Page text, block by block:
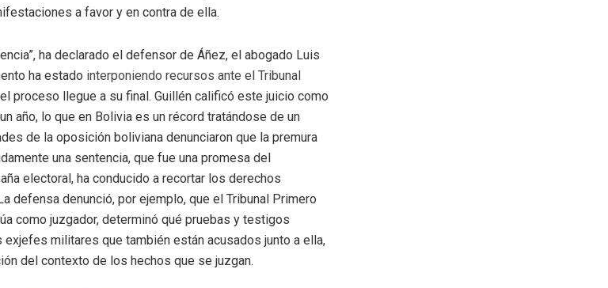
a favor y en contra de ella.
ha declarado el defensor de Áñez, el abogado Luis
ha estado interponiendo recursos ante el Tribunal
proceso llegue a su final. Guillén calificó este juicio como
año, lo que en Bolivia es un récord tratándose de un
de la oposición boliviana denunciaron que la premura
una sentencia, que fue una promesa del
electoral, ha conducido a recortar los derechos
defensa denunció, por ejemplo, que el Tribunal Primero
como juzgador, determinó qué pruebas y testigos
militares que también están acusados junto a ella,
del contexto de los hechos que se juzgan.